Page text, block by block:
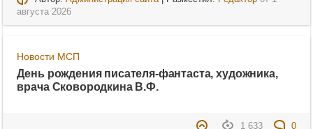
августа 2026
Новости МСП
День рождения писателя-фантаста, художника,
врача Сковородкина В.Ф.
1 633
0